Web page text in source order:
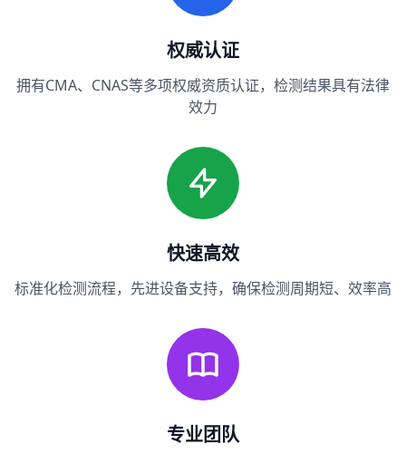
权威认证
拥有CMA、CNAS等多项权威资质认证，检测结果具有法律
效力
快速高效
标准化检测流程，先进设备支持，确保检测周期短、效率高
专业团队